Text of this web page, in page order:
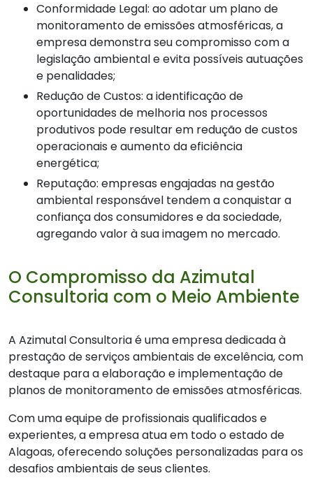
Conformidade Legal: ao adotar um plano de
monitoramento de emissões atmosféricas, a
empresa demonstra seu compromisso com a
legislação ambiental e evita possíveis autuações
e penalidades;
Redução de Custos: a identificação de
oportunidades de melhoria nos processos
produtivos pode resultar em redução de custos
operacionais e aumento da eficiência
energética;
Reputação: empresas engajadas na gestão
ambiental responsável tendem a conquistar a
confiança dos consumidores e da sociedade,
agregando valor à sua imagem no mercado.
O Compromisso da Azimutal
Consultoria com o Meio Ambiente
A Azimutal Consultoria é uma empresa dedicada à
prestação de serviços ambientais de excelência, com
destaque para a elaboração e implementação de
planos de monitoramento de emissões atmosféricas.
Com uma equipe de profissionais qualificados e
experientes, a empresa atua em todo o estado de
Alagoas, oferecendo soluções personalizadas para os
desafios ambientais de seus clientes.